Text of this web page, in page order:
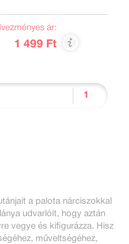
ár:
1 499 Ft
a palota nárciszokkal
udvarlóit, hogy aztán
vegye és kifigurázza. Hisz
műveltségéhez,